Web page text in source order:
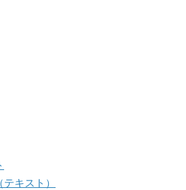
キスト）